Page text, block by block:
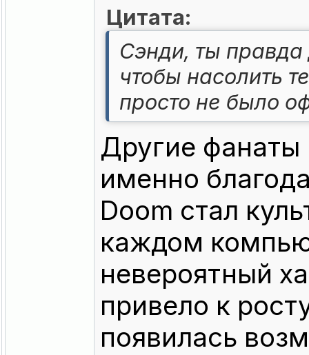
Цитата:
Сэнди, ты
чтобы насолить
просто не было
Другие фанаты
именно
Doom стал
каждом
невероятный
привело к
появилась